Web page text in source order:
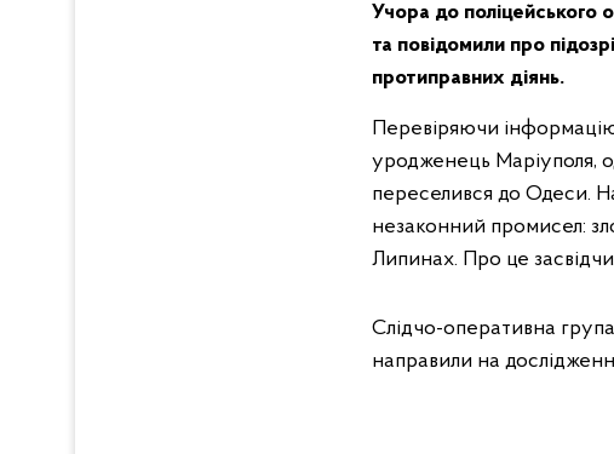
Учора до поліцейського
та повідомили про
протиправних діянь.
Перевіряючи
уродженець Маріуполя,
переселився до Одеси.
незаконний промисел:
Липинах. Про це
Слідчо-оперативна
направили на